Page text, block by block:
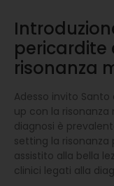
pericardite
risonanza
Adesso invito
up con la
diagnosi è
setting la
assistito alla bella
clinici legati alla